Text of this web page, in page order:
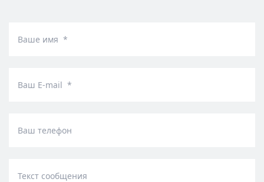
Ваше имя *
Ваш E-mail *
Ваш телефон
Текст сообщения